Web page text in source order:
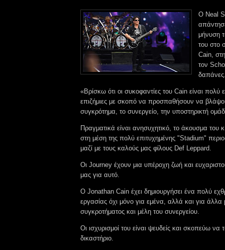
Ο Neal
μήνυση
του στο
Cain,
τον
«Βρίσκω ότι οι συκοφαντίες του Cain είναι πολύ
επιζήμιες με σκοπό να προσπαθήσουν να
συγκρότημα, το συνεργείο, την υποστηρικτή
Πραγματικά είναι ανησυχητικό, το άκουσμα του
στη μέση της πολύ επιτυχημένης "Stadium"
μαζί με τους καλούς μας φίλους Def Leppard.
Οι Journey έχουν μια υπέροχη ζωή και
μας για αυτό.
Ο Jonathan Cain έχει δημιουργήσει ένα πολύ
εργασίας όχι μόνο για εμένα, αλλά και για άλλα
συγκροτήματος και μέλη του συνεργείου.
Οι ισχυρισμοί του είναι ψευδείς και σκοπεύω να
δικαστήριο.